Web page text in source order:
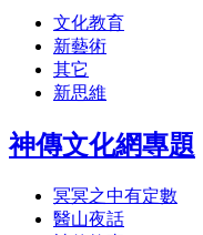
文化教育
新藝術
其它
新思維
神傳文化網專題
冥冥之中有定數
醫山夜話